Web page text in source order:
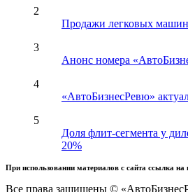
2
Продажи легковых
3
Анонс номера
4
«АвтоБизнесРевю»
5
Доля флит-сегмента у
20%
При использовании материалов с сайта ссылка на
Все права защищены ©